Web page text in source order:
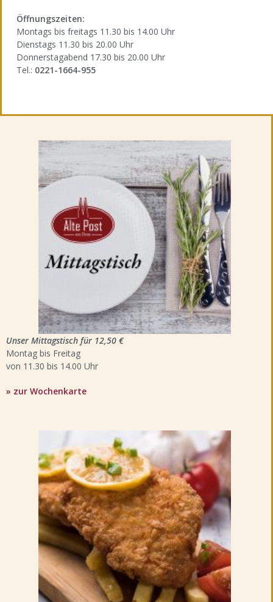
Öffnungszeiten:
Montags bis freitags 11.30 bis 14.00 Uhr
Dienstags 11.30 bis 20.00 Uhr
Donnerstagabend 17.30 bis 20.00 Uhr
Tel.: 0221-1664-955
Unser Mittagstisch für 12,50 €
Montag bis Freitag
von 11.30 bis 14.00 Uhr
» zur Wochenkarte